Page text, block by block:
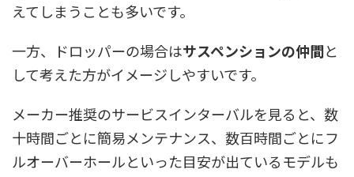
えてしまうことも多いです。
一方、ドロッパーの場合はサスペンションの仲間と
して考えた方がイメージしやすいです。
メーカー推奨のサービスインターバルを見ると、数
十時間ごとに簡易メンテナンス、数百時間ごとにフ
ルオーバーホールといった目安が出ているモデルも